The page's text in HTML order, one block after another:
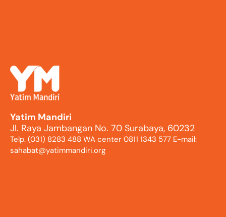
Yatim Mandiri
Jl. Raya Jambangan No. 70 Surabaya, 60232
Telp. (031) 8283 488 WA center 0811 1343 577 E-mail:
sahabat@yatimmandiri.org